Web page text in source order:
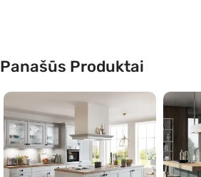
Panašūs Produktai